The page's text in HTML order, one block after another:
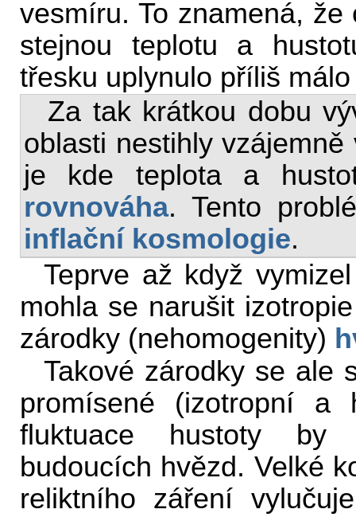
vesmíru. To znamená,
stejnou teplotu a
třesku uplynulo příliš
Za tak krátkou dobu
oblasti nestihly
je kde teplota a
rovnováha. Tento
inflační kosmologie.
Teprve až když
mohla se narušit
zárodky (nehomogenity)
Takové zárodky se ale
promísené (izotropní a
fluktuace hustoty by
budoucích hvězd. Velké
reliktního záření